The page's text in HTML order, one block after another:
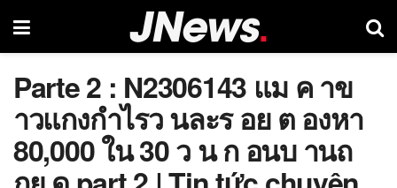
Parte 2 : N2306143 แม ค าข
าวแกงกำไรว นละร อย ต องหา
80,000 ใน 30 ว น ก อนบ านถ